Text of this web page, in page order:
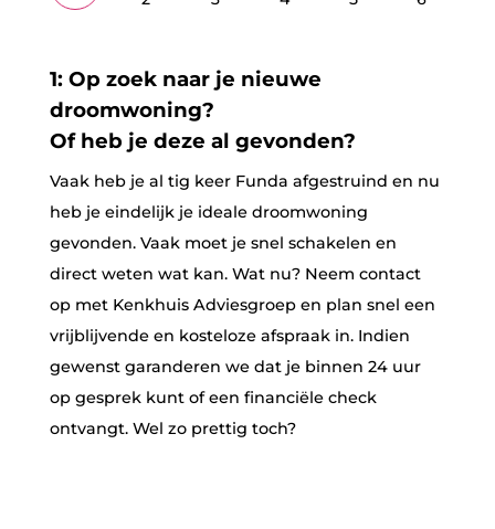
1: Op zoek naar je nieuwe
droomwoning?
Of heb je deze al gevonden?
Vaak heb je al tig keer Funda afgestruind en nu
heb je eindelijk je ideale droomwoning
gevonden. Vaak moet je snel schakelen en
direct weten wat kan. Wat nu? Neem contact
op met Kenkhuis Adviesgroep en plan snel een
vrijblijvende en kosteloze afspraak in. Indien
gewenst garanderen we dat je binnen 24 uur
op gesprek kunt of een financiële check
ontvangt. Wel zo prettig toch?